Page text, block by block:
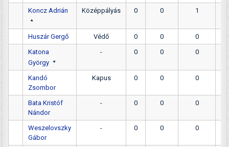
Koncz Adrián Középpályás 0 0 1
Huszár Gergő Védő 0 0
0
Katona
György
- 0 0 0
Kandó
Zsombor
Kapus 0 0 0
Bata Kristóf
Nándor
- 0 0 0
Weszelovszky
Gábor
- 0 0 0